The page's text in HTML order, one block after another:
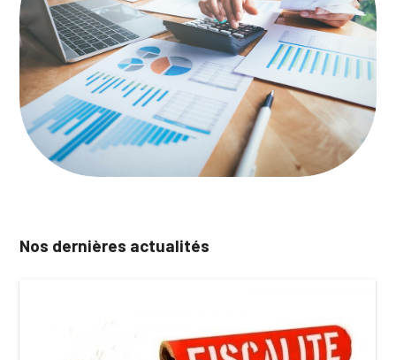
Nos dernières actualités